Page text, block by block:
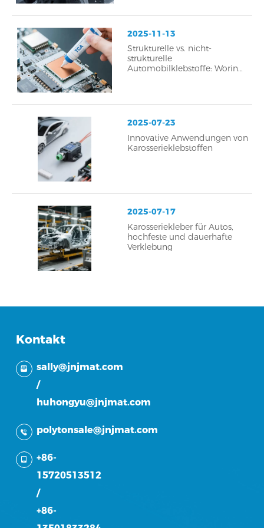
2025-11-13
Strukturelle vs. nicht-
strukturelle
Automobilklebstoffe: Worin
2025-07-23
Innovative Anwendungen von
Karosserieklebstoffen
2025-07-17
Karosseriekleber für Autos,
hochfeste und dauerhafte
Verklebung
Kontakt
sally@jnjmat.com
/
huhongyu@jnjmat.com
polytonsale@jnjmat.com
+86-
15720513512
/
+86-